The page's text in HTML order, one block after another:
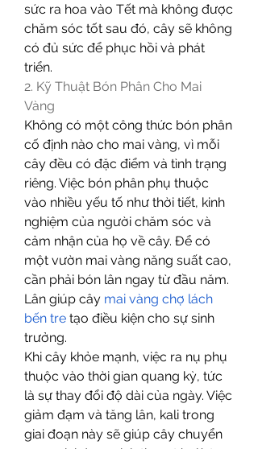
sức ra hoa vào Tết mà không được
chăm sóc tốt sau đó, cây sẽ không
có đủ sức để phục hồi và phát
triển.
2. Kỹ Thuật Bón Phân Cho Mai
Vàng
Không có một công thức bón phân
cố định nào cho mai vàng, vì mỗi
cây đều có đặc điểm và tình trạng
riêng. Việc bón phân phụ thuộc
vào nhiều yếu tố như thời tiết, kinh
nghiệm của người chăm sóc và
cảm nhận của họ về cây. Để có
một vườn mai vàng năng suất cao,
cần phải bón lân ngay từ đầu năm.
Lân giúp cây mai vàng chợ lách
bến tre tạo điều kiện cho sự sinh
trưởng.
Khi cây khỏe mạnh, việc ra nụ phụ
thuộc vào thời gian quang kỳ, tức
là sự thay đổi độ dài của ngày. Việc
giảm đạm và tăng lân, kali trong
giai đoạn này sẽ giúp cây chuyển